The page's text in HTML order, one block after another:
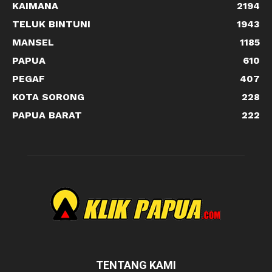
KAIMANA
2194
TELUK BINTUNI
1943
MANSEL
1185
PAPUA
610
PEGAF
407
KOTA SORONG
228
PAPUA BARAT
222
TENTANG KAMI